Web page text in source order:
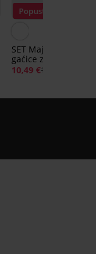
Popust -30%
SET Majica bez
gaćice za djevojčice
10,49 €14,99 €